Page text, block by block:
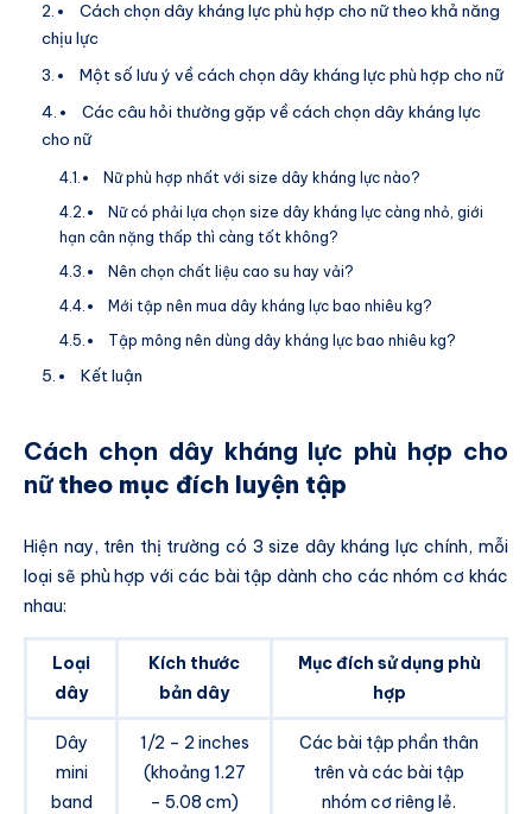
Cách chọn dây kháng lực phù hợp cho nữ theo khả năng
chịu lực
Một số lưu ý về cách chọn dây kháng lực phù hợp cho nữ
Các câu hỏi thường gặp về cách chọn dây kháng lực
cho nữ
Nữ phù hợp nhất với size dây kháng lực nào?
Nữ có phải lựa chọn size dây kháng lực càng nhỏ, giới
hạn cân nặng thấp thì càng tốt không?
Nên chọn chất liệu cao su hay vải?
Mới tập nên mua dây kháng lực bao nhiêu kg?
Tập mông nên dùng dây kháng lực bao nhiêu kg?
Kết luận
Cách chọn dây kháng lực phù hợp cho
nữtheo mục đích luyện tập
Hiện nay, trên thị trường có 3 size dây kháng lực chính, mỗi
loại sẽ phù hợp với các bài tập dành cho các nhóm cơ khác
nhau:
Loại
dây
Kích thước
bản dây
Mục đích sử dụng phù
hợp
Dây
mini
band
1/2 – 2 inches
(khoảng 1.27
– 5.08 cm)
Các bài tập phần thân
trên và các bài tập
nhóm cơ riêng lẻ.